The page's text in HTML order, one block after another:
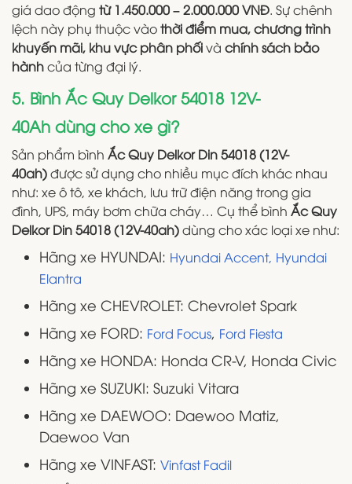
giá dao động từ 1.450.000 – 2.000.000 VNĐ. Sự chênh
lệch này phụ thuộc vàothời điểm mua, chương trình
khuyến mãi, khu vực phân phốivà chính sách bảo
hànhcủa từng đại lý.
5. Bình Ắc Quy Delkor 54018 12V-
40Ah dùng cho xe gì?
Sản phẩm bình Ắc Quy Delkor Din 54018 (12V-
40ah)được sử dụng cho nhiều mục đích khác nhau
như: xe ô tô, xe khách, lưu trữ điện năng trong gia
đình, UPS, máy bơm chữa cháy… Cụ thể bình Ắc Quy
Delkor Din 54018 (12V-40ah)dùng cho xác loại xe như:
Hãng xe HYUNDAI: Hyundai Accent, Hyundai
Elantra
Hãng xe CHEVROLET: Chevrolet Spark
Hãng xe FORD: Ford Focus, Ford Fiesta
Hãng xe HONDA: Honda CR-V, Honda Civic
Hãng xe SUZUKI: Suzuki Vitara
Hãng xe DAEWOO: Daewoo Matiz,
Daewoo Van
Hãng xe VINFAST: Vinfast Fadil